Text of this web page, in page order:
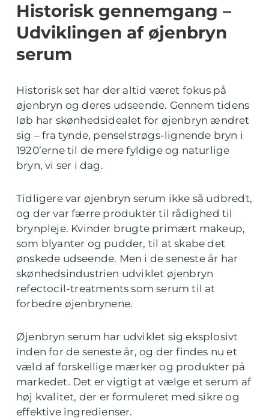
Historisk gennemgang –
Udviklingen af øjenbryn
serum
Historisk set har der altid været fokus på
øjenbryn og deres udseende. Gennem tidens
løb har skønhedsidealet for øjenbryn ændret
sig – fra tynde, penselstrøgs-lignende bryn i
1920’erne til de mere fyldige og naturlige
bryn, vi ser i dag.
Tidligere var øjenbryn serum ikke så udbredt,
og der var færre produkter til rådighed til
brynpleje. Kvinder brugte primært makeup,
som blyanter og pudder, til at skabe det
ønskede udseende. Men i de seneste år har
skønhedsindustrien udviklet øjenbryn
refectocil-treatments som serum til at
forbedre øjenbrynene.
Øjenbryn serum har udviklet sig eksplosivt
inden for de seneste år, og der findes nu et
væld af forskellige mærker og produkter på
markedet. Det er vigtigt at vælge et serum af
høj kvalitet, der er formuleret med sikre og
effektive ingredienser.